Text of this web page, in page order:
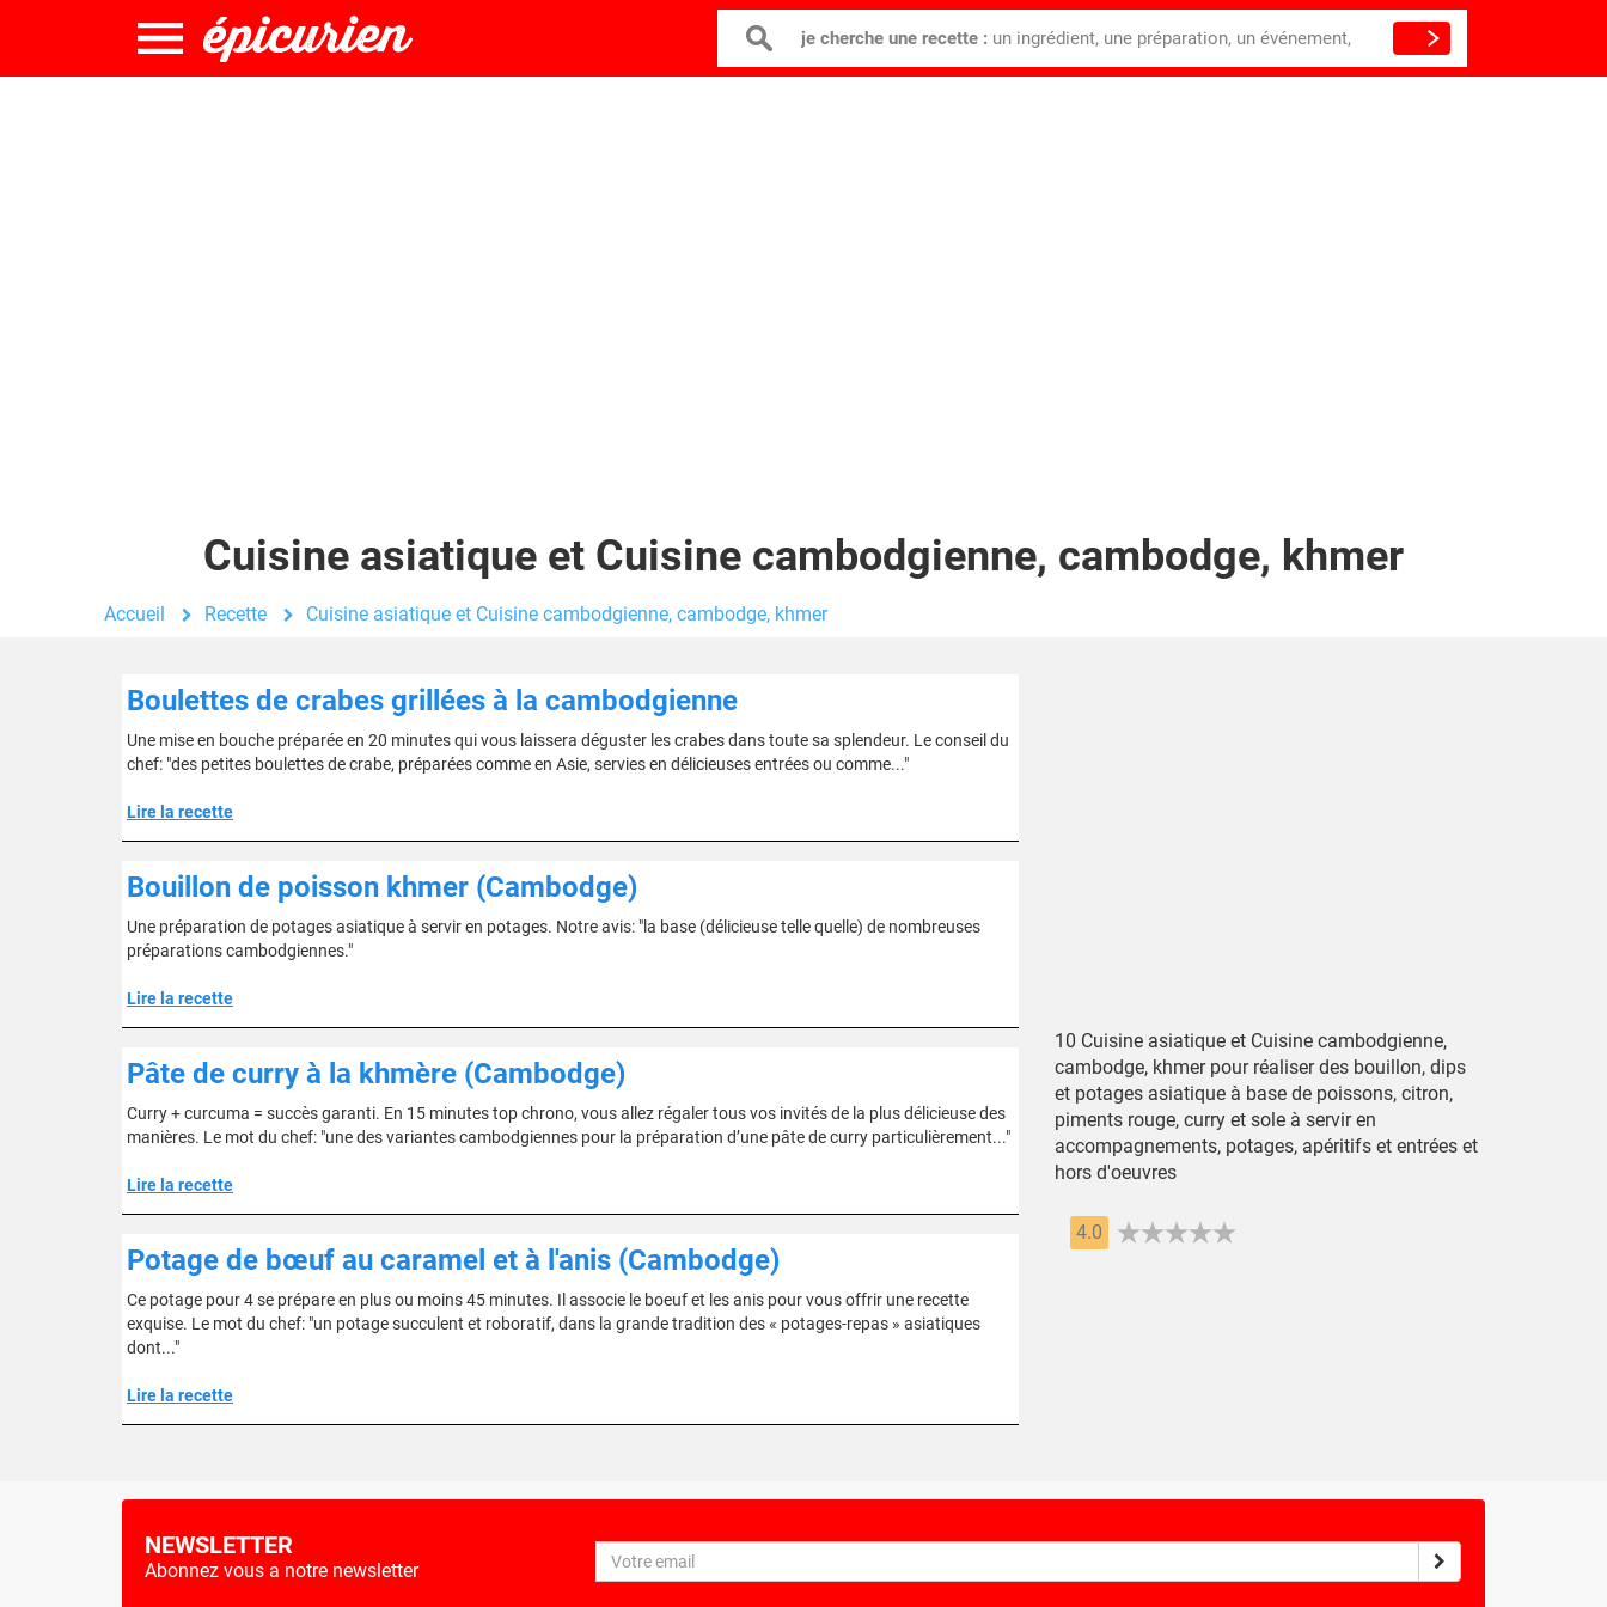
je cherche une recette : un ingrédient, une préparation, un événement,
Cuisine asiatique et Cuisine cambodgienne, cambodge, khmer
Accueil Recette Cuisine asiatique et Cuisine cambodgienne, cambodge, khmer
Boulettes de crabes grillées à la cambodgienne
Une mise en bouche préparée en 20 minutes qui vous laissera déguster les crabes dans toute sa splendeur. Le conseil du
chef: "des petites boulettes de crabe, préparées comme en Asie, servies en délicieuses entrées ou comme..."
Lire la recette
Bouillon de poisson khmer (Cambodge)
Une préparation de potages asiatique à servir en potages. Notre avis: "la base (délicieuse telle quelle) de nombreuses
préparations cambodgiennes."
Lire la recette
Pâte de curry à la khmère (Cambodge)
Curry + curcuma = succès garanti. En 15 minutes top chrono, vous allez régaler tous vos invités de la plus délicieuse des
manières. Le mot du chef: "une des variantes cambodgiennes pour la préparation d’une pâte de curry particulièrement..."
Lire la recette
Potage de bœuf au caramel et à l'anis (Cambodge)
Ce potage pour 4 se prépare en plus ou moins 45 minutes. Il associe le boeuf et les anis pour vous offrir une recette
exquise. Le mot du chef: "un potage succulent et roboratif, dans la grande tradition des « potages-repas » asiatiques
dont..."
Lire la recette
10 Cuisine asiatique et Cuisine cambodgienne,
cambodge, khmer pour réaliser des bouillon, dips
et potages asiatique à base de poissons, citron,
piments rouge, curry et sole à servir en
accompagnements, potages, apéritifs et entrées et
hors d'oeuvres
4.0
NEWSLETTER
Abonnez vous a notre newsletter